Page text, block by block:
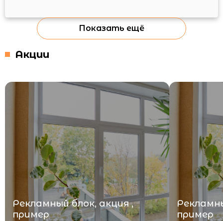
Показать ещё
Акции
Рекламный блок, акция ,
пример
пример